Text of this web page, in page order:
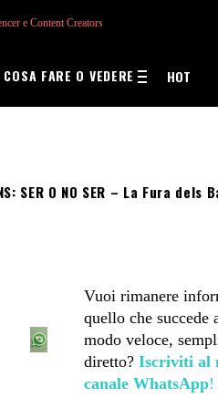
e Content Creators
COSA FARE O VEDERE HOT
SER O NO SER – La Fura dels
Vuoi rimanere
quello che succede
modo veloce,
diretto? Iscriviti al
canale WhatsApp!